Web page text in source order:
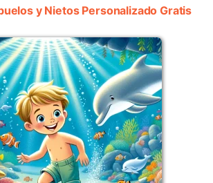
y Nietos Personalizado Gratis